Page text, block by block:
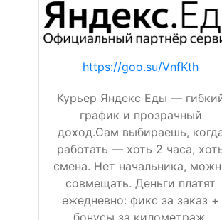
https://goo.su/VnfKth
Курьер Яндекс Еды —
график и прозрачный
доход.Сам выбираешь,
работать — хоть 2 часа,
смена. Нет начальника,
совмещать. Деньги платят
ежедневно: фикс за заказ +